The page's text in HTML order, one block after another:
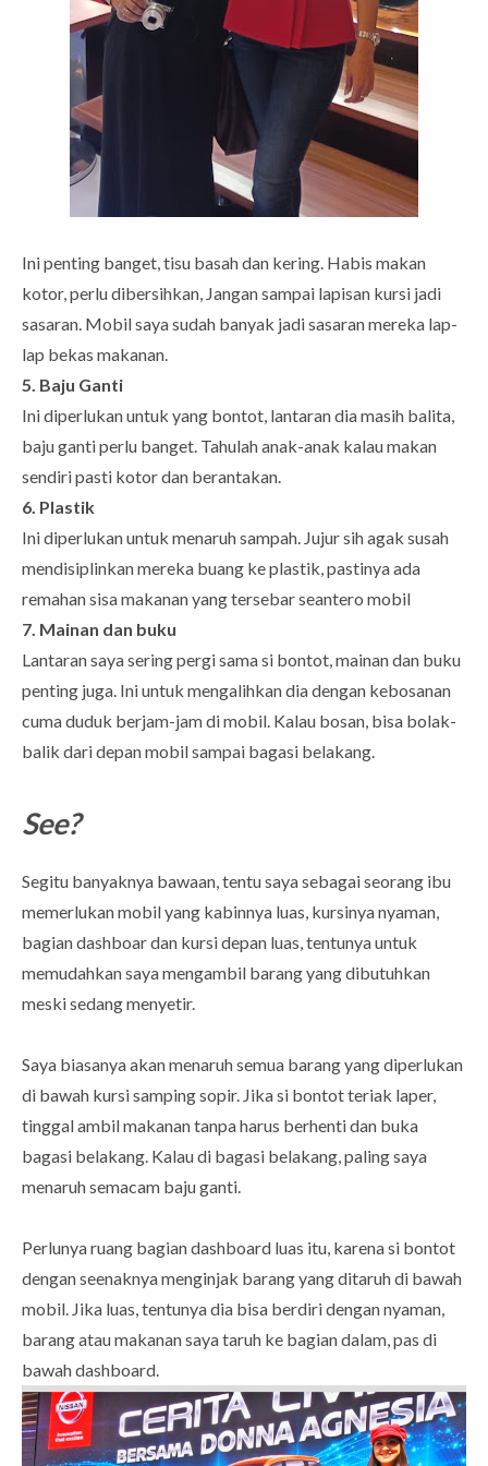
Ini penting banget, tisu basah dan kering. Habis makan
kotor, perlu dibersihkan, Jangan sampai lapisan kursi jadi
sasaran. Mobil saya sudah banyak jadi sasaran mereka lap-
lap bekas makanan.
5. Baju Ganti
Ini diperlukan untuk yang bontot, lantaran dia masih balita,
baju ganti perlu banget. Tahulah anak-anak kalau makan
sendiri pasti kotor dan berantakan.
6. Plastik
Ini diperlukan untuk menaruh sampah. Jujur sih agak susah
mendisiplinkan mereka buang ke plastik, pastinya ada
remahan sisa makanan yang tersebar seantero mobil
7. Mainan dan buku
Lantaran saya sering pergi sama si bontot, mainan dan buku
penting juga. Ini untuk mengalihkan dia dengan kebosanan
cuma duduk berjam-jam di mobil. Kalau bosan, bisa bolak-
balik dari depan mobil sampai bagasi belakang.
See?
Segitu banyaknya bawaan, tentu saya sebagai seorang ibu
memerlukan mobil yang kabinnya luas, kursinya nyaman,
bagian dashboar dan kursi depan luas, tentunya untuk
memudahkan saya mengambil barang yang dibutuhkan
meski sedang menyetir.
Saya biasanya akan menaruh semua barang yang diperlukan
di bawah kursi samping sopir. Jika si bontot teriak laper,
tinggal ambil makanan tanpa harus berhenti dan buka
bagasi belakang. Kalau di bagasi belakang, paling saya
menaruh semacam baju ganti.
Perlunya ruang bagian dashboard luas itu, karena si bontot
dengan seenaknya menginjak barang yang ditaruh di bawah
mobil. Jika luas, tentunya dia bisa berdiri dengan nyaman,
barang atau makanan saya taruh ke bagian dalam, pas di
bawah dashboard.